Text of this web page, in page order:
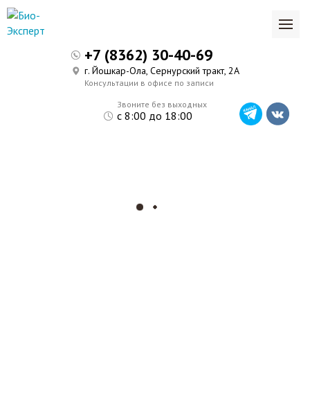
Звоните без выходных
с 8:00 до 18:00
+7 (8362) 30-40-69
г. Йошкар-Ола, Сернурский тракт, 2А
Консультации в офисе по записи